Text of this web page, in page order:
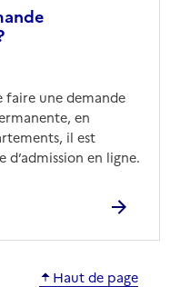
faire une demande
en
il est
en ligne.
Haut de page